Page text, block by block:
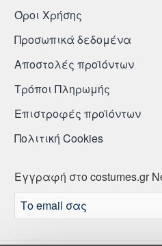
Όροι Χρήσης
Προσωπικά δεδομένα
Αποστολές προϊόντων
Τρόποι Πληρωμής
Επιστροφές προϊόντων
Πολιτική Cookies
Εγγραφή στο costumes.gr
email